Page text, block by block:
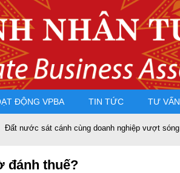
ĐỘNG VPBA TIN TỨC TƯ VẤN
sát cánh cùng doanh nghiệp vượt sóng gió
đánh thuế?